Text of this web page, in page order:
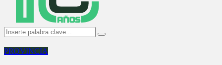
Search
for:
Search
PROVINCIA